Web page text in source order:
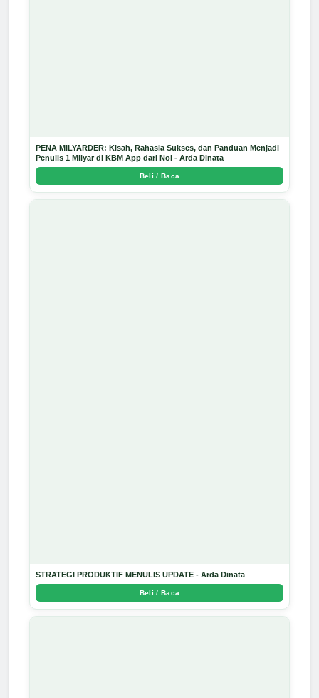
PENA MILYARDER: Kisah, Rahasia Sukses, dan Panduan Menjadi
Penulis 1 Milyar di KBM App dari Nol - Arda Dinata
Beli / Baca
STRATEGI PRODUKTIF MENULIS UPDATE - Arda Dinata
Beli / Baca